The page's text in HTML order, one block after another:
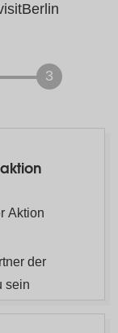
Aktion
der
sein